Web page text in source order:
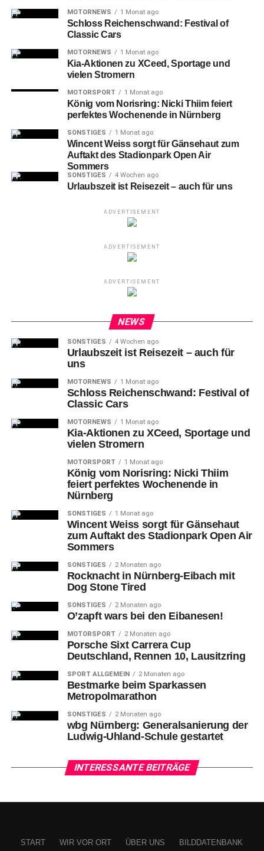
MOTORNEWS 1 Monat ago
Schloss Reichenschwand: Festival of
Classic Cars
MOTORNEWS 1 Monat ago
Kia-Aktionen zu XCeed, Sportage und
vielen Stromern
MOTORSPORT 1 Monat ago
König vom Norisring: Nicki Thiim feiert
perfektes Wochenende in Nürnberg
SONSTIGES 1 Monat ago
Wincent Weiss sorgt für Gänsehaut zum
Auftakt des Stadionpark Open Air
Sommers
SONSTIGES 4 Wochen ago
Urlaubszeit ist Reisezeit – auch für uns
ADVERTISEMENT
ADVERTISEMENT
ADVERTISEMENT
NEWS
SONSTIGES 4 Wochen ago
Urlaubszeit ist Reisezeit – auch für
uns
MOTORNEWS 1 Monat ago
Schloss Reichenschwand: Festival of
Classic Cars
MOTORNEWS 1 Monat ago
Kia-Aktionen zu XCeed, Sportage und
vielen Stromern
MOTORSPORT 1 Monat ago
König vom Norisring: Nicki Thiim
feiert perfektes Wochenende in
Nürnberg
SONSTIGES 1 Monat ago
Wincent Weiss sorgt für Gänsehaut
zum Auftakt des Stadionpark Open Air
Sommers
SONSTIGES 2 Monaten ago
Rocknacht in Nürnberg-Eibach mit
Dog Stone Tired
SONSTIGES 2 Monaten ago
O’zapft wars bei den Eibanesen!
MOTORSPORT 2 Monaten ago
Porsche Sixt Carrera Cup
Deutschland, Rennen 10, Lausitzring
SPORT ALLGEMEIN 2 Monaten ago
Bestmarke beim Sparkassen
Metropolmarathon
SONSTIGES 2 Monaten ago
wbg Nürnberg: Generalsanierung der
Ludwig-Uhland-Schule gestartet
INTERESSANTE BEITRÄGE
START WIR VOR ORT ÜBER UNS BILDDATENBANK